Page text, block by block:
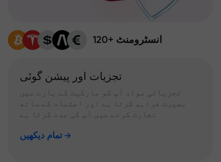
120+ انسٹرومنٹ
تجزیات اور پیشن گوئی
تجزیاتی مواد آپ کو مارکیٹ کے بارے میں
بصیرت فراہم کرتا ہے اور اعتماد کے ساتھ
تجارت کرنے میں آپ کی مدد کرتا ہے
تمام دیکھیں